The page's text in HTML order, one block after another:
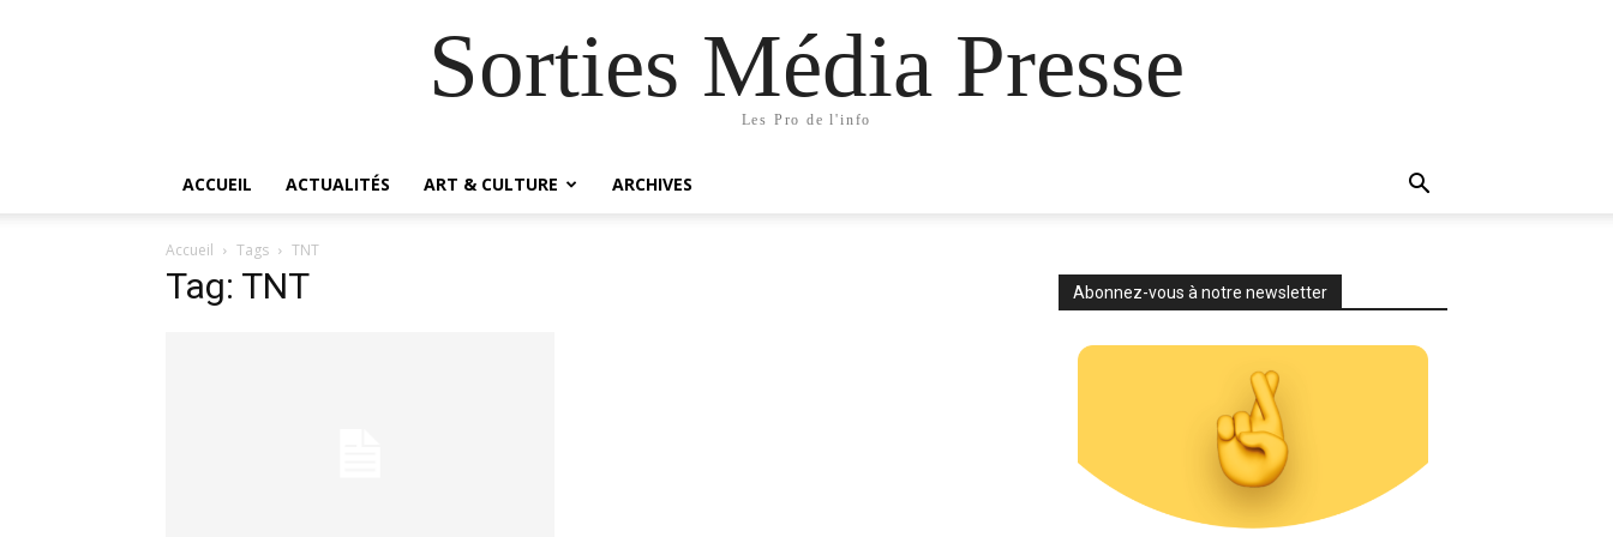
Sorties Média Presse
Les Pro de l'info
ACCUEIL ACTUALITÉS ART & CULTURE ARCHIVES
Accueil Tags TNT
Tag: TNT Abonnez-vous à notre newsletter